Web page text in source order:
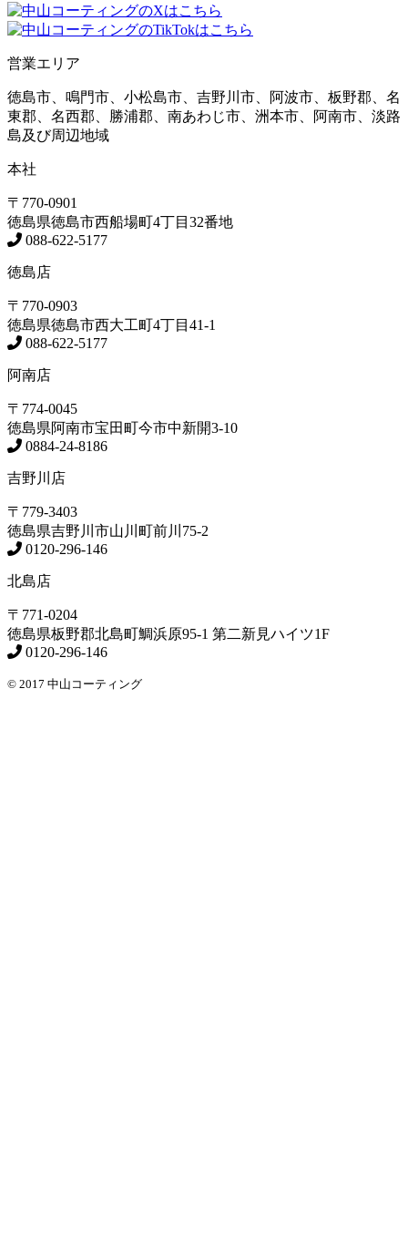
営業エリア
徳島市、鳴門市、小松島市、吉野川市、阿波市、板野郡、名
東郡、名西郡、勝浦郡、南あわじ市、洲本市、阿南市、淡路
島及び周辺地域
本社
〒770-0901
徳島県徳島市西船場町4丁目32番地
088-622-5177
徳島店
〒770-0903
徳島県徳島市西大工町4丁目41-1
088-622-5177
阿南店
〒774-0045
徳島県阿南市宝田町今市中新開3-10
0884-24-8186
吉野川店
〒779-3403
徳島県吉野川市山川町前川75-2
0120-296-146
北島店
〒771-0204
徳島県板野郡北島町鯛浜原95-1 第二新見ハイツ1F
0120-296-146
© 2017 中山コーティング